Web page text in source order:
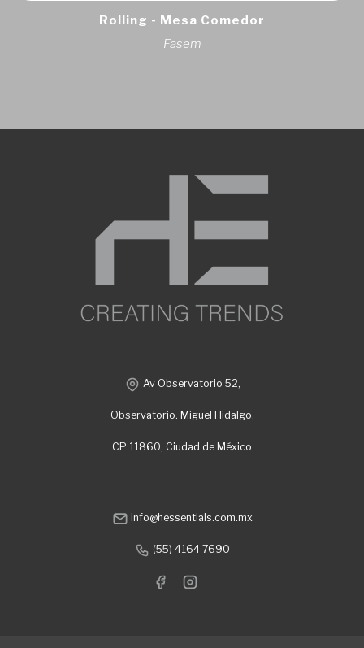
Rolling - Mesa Comedor
Fasem
Av Observatorio 52,
Observatorio. Miguel Hidalgo,
CP 11860, Ciudad de México
info@hessentials.com.mx
(55) 4164 7690